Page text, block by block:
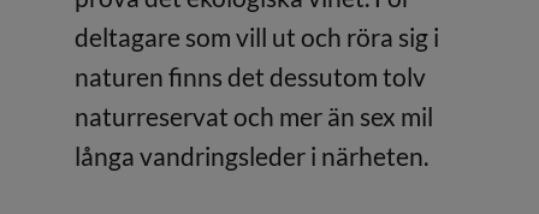
deltagare som vill ut och röra sig i
naturen finns det dessutom tolv
naturreservat och mer än sex mil
långa vandringsleder i närheten.